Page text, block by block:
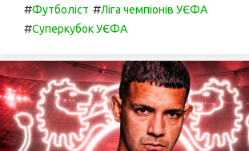
#Футболіст #Ліга чемпіонів УЄФА
#Суперкубок УЄФА